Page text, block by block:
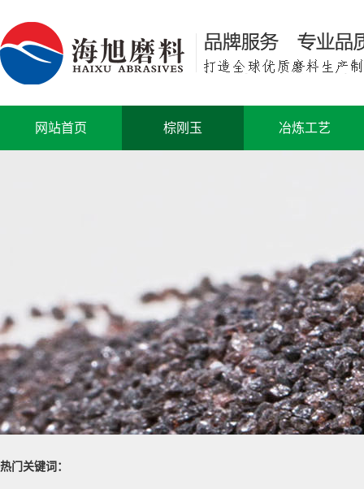
网站首页 棕刚玉 冶炼工艺
热门关键词：